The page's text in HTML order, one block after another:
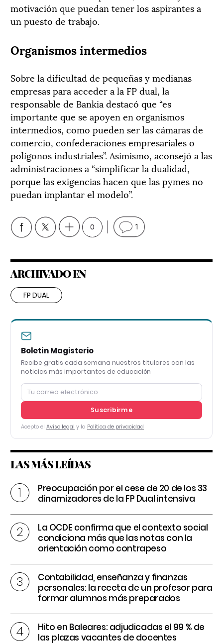
motivación que puedan tener los aspirantes a
un puesto de trabajo.
Organismos intermedios
Sobre la dificultad de pequeñas y medianas
empresas para acceder a la FP dual, la
responsable de Bankia destacó que “es
importante que se apoyen en organismos
intermedios, como pueden ser las cámaras de
comercio, confederaciones empresariales o
polígonos industriales”. Asimismo, aconsejó a las
administraciones a “simplificar la dualidad,
porque las exigencias hacen que las pymes no
puedan implantar el modelo”.
0 1
ARCHIVADO EN
FP DUAL
Boletín Magisterio
Recibe gratis cada semana nuestros titulares con las
noticias más importantes de educación
Suscribirme
Acepto el Aviso legal y la Política de privacidad
LAS MÁS LEÍDAS
Preocupación por el cese de 20 de los 33
dinamizadores de la FP Dual intensiva
La OCDE confirma que el contexto social
condiciona más que las notas con la
orientación como contrapeso
Contabilidad, enseñanza y finanzas
personales: la receta de un profesor para
formar alumnos más preparados
Hito en Baleares: adjudicadas el 99 % de
las plazas vacantes de docentes